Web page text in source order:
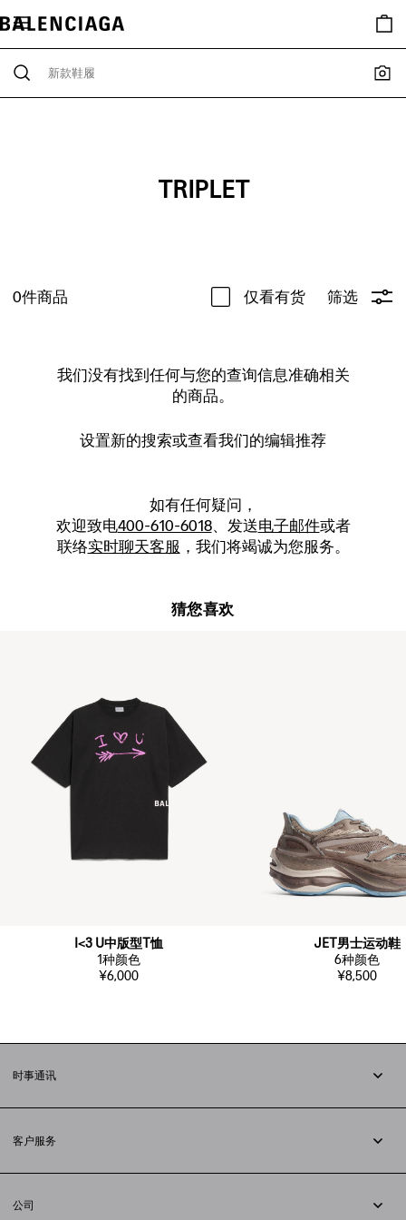
TRIPLET
0件商品 仅看有货 筛选
我们没有找到任何与您的查询信息准确相关
的商品。
设置新的搜索或查看我们的编辑推荐
如有任何疑问，
欢迎致电400-610-6018、发送电子邮件或者
联络实时聊天客服 ，我们将竭诚为您服务。
猜您喜欢
I<3 U中版型T恤
1种颜色
¥6,000
JET男士运动鞋
6种颜色
¥8,500
时事通讯
客户服务
配送方式
公司